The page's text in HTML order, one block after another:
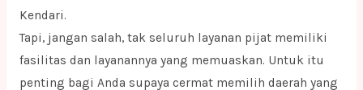
Kendari.
Tapi, jangan salah, tak seluruh layanan pijat memiliki
fasilitas dan layanannya yang memuaskan. Untuk itu
penting bagi Anda supaya cermat memilih daerah yang